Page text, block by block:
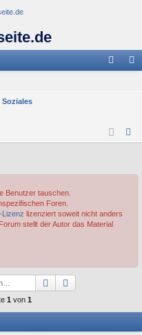
de re
h
Benutzer tauschen.
Foren.
Lizenz lizenziert soweit nicht anders
stellt der Autor das Material
Suche
1 von 1